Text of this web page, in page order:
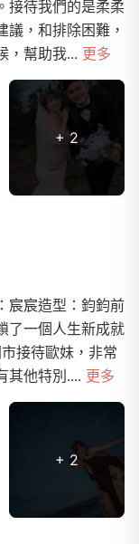
接待我們的是柔柔
議，和排除困難，
，幫助我... 更多
+ 2
宸宸造型：鈞鈞前
了一個人生新成就
接待歐妹，非常
其他特別.... 更多
+ 2